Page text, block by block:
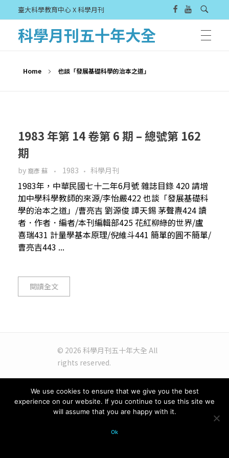
臺大科學教育中心 X 科學月刊
科學月刊五十年大全
Home 也談「發展基礎科學的治本之道」
1983 年第 14 卷第 6 期 – 總號第 162
期
by 裔彥 蘇 1983 科學月刊
1983年，中華民國七十二年6月號 雜誌目錄 420 請增
加中學科學教師的來源/李怡嚴422 也談「發展基礎科
學的治本之道」/曹亮吉 劉源俊 譚天錫 茅聲燾424 讀
者．作者．編者/本刊編輯部425 花紅柳綠的世界/盧
喜瑞431 計量學基本原理/倪維斗441 簡單的圓不簡單/
曹亮吉443 ...
閱讀全文
© 2026 科學月刊五十年大全 All
rights reserved.
We use cookies to ensure that we give you the best
experience on our website. If you continue to use this site we
will assume that you are happy with it.
Ok